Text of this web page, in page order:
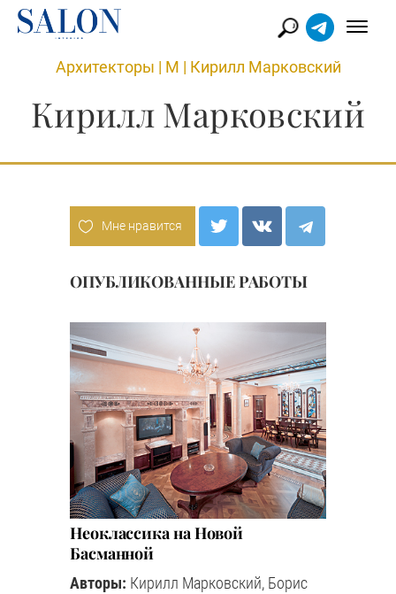
Архитекторы | М | Кирилл Марковский
Кирилл Марковский
Мне нравится
ОПУБЛИКОВАННЫЕ РАБОТЫ
Неоклассика на Новой
Басманной
Авторы: Кирилл Марковский, Борис